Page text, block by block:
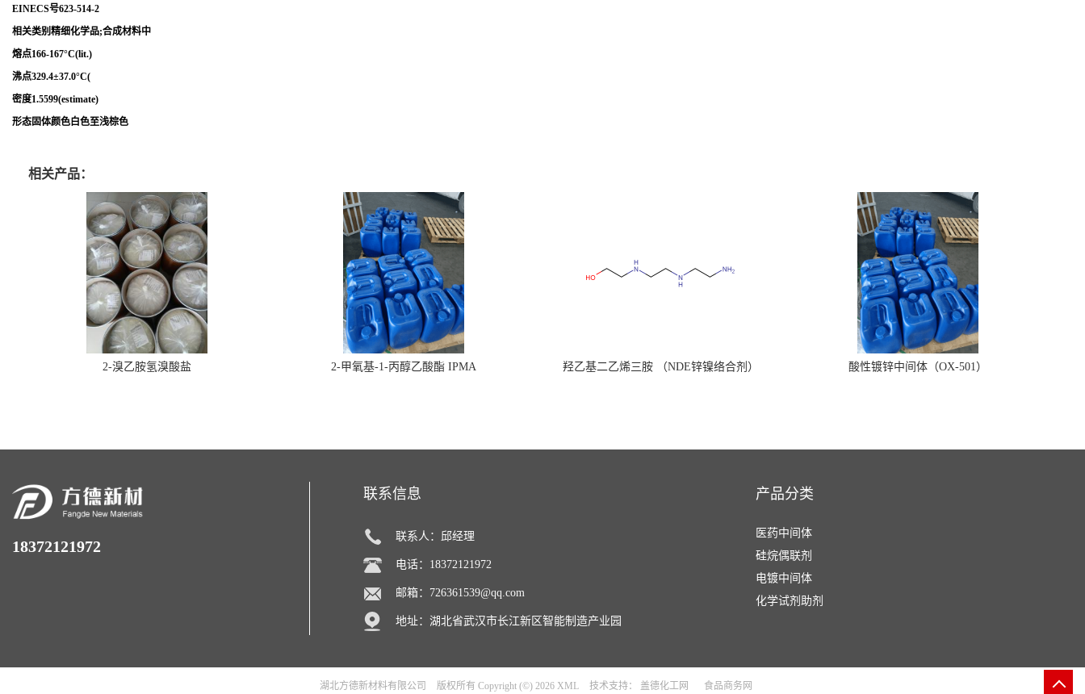
EINECS号623-514-2
相关类别精细化学品;合成材料中
熔点166-167°C(lit.)
沸点329.4±37.0°C(
密度1.5599(estimate)
形态固体颜色白色至浅棕色
相关产品：
2-溴乙胺氢溴酸盐 2-甲氧基-1-丙醇乙酸酯 IPMA 羟乙基二乙烯三胺 （NDE锌镍络合剂） 酸性镀锌中间体（OX-501）
18372121972
联系信息
联系人：邱经理
电话：18372121972
邮箱： 726361539@qq.com
地址：湖北省武汉市长江新区智能制造产业园
产品分类
医药中间体
硅烷偶联剂
电镀中间体
化学试剂助剂
湖北方德新材料有限公司 版权所有 Copyright (©) 2026 XML 技术支持： 盖德化工网 食品商务网